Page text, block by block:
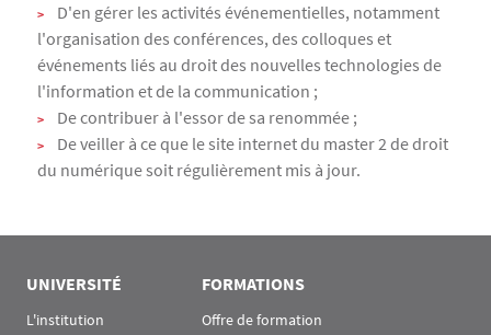
D'en gérer les activités événementielles, notamment
l'organisation des conférences, des colloques et
événements liés au droit des nouvelles technologies de
l'information et de la communication ;
De contribuer à l'essor de sa renommée ;
De veiller à ce que le site internet du master 2 de droit
du numérique soit régulièrement mis à jour.
UNIVERSITÉ
L'institution
FORMATIONS
Offre de formation